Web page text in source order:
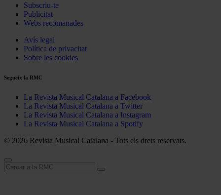
Subscriu-te
Publicitat
Webs recomanades
Avís legal
Política de privacitat
Sobre les cookies
Segueix la RMC
La Revista Musical Catalana a Facebook
La Revista Musical Catalana a Twitter
La Revista Musical Catalana a Instagram
La Revista Musical Catalana a Spotify
© 2026 Revista Musical Catalana - Tots els drets reservats.
Cerca